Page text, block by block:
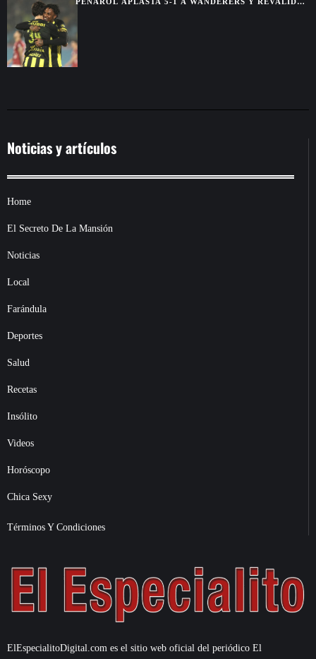
Noticias y artículos
Home
El Secreto De La Mansión
Noticias
Local
Farándula
Deportes
Salud
Recetas
Insólito
Videos
Horóscopo
Chica Sexy
Términos Y Condiciones
ElEspecialitoDigital.com es el sitio web oficial del periódico El